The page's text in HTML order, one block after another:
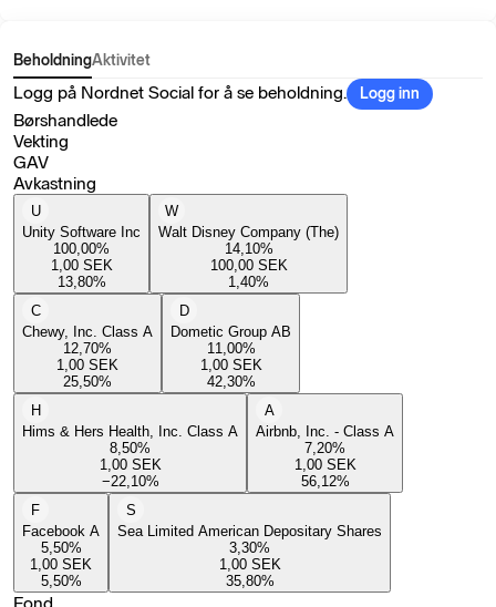
BeholdningAktivitet
Logg på Nordnet Social for å se beholdning. Logg inn
Børshandlede
Vekting
GAV
Avkastning
U
Unity Software Inc
100,00%
1,00 SEK
13,80%
W
Walt Disney Company (The)
14,10%
100,00 SEK
1,40%
C
Chewy, Inc. Class A
12,70%
1,00 SEK
25,50%
D
Dometic Group AB
11,00%
1,00 SEK
42,30%
H
Hims & Hers Health, Inc. Class A
8,50%
1,00 SEK
−22,10%
A
Airbnb, Inc. - Class A
7,20%
1,00 SEK
56,12%
F
Facebook A
5,50%
1,00 SEK
5,50%
S
Sea Limited American Depositary Shares
3,30%
1,00 SEK
35,80%